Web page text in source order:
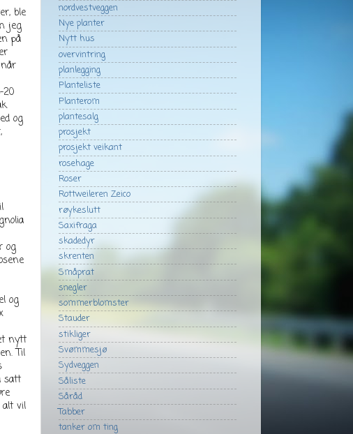
ble
jeg
på
20
og
og
og
nytt
Til
satt
vil
nordvestveggen
Nye planter
Nytt hus
overvintring
planlegging
Planteliste
Planterom
plantesalg
prosjekt
prosjekt veikant
rosehage
Roser
Rottweileren Zeico
røykeslutt
Saxifraga
skadedyr
skrenten
Småprat
snegler
sommerblomster
Stauder
stikliger
Svømmesjø
Sydveggen
Såliste
Såråd
Tabber
tanker om ting